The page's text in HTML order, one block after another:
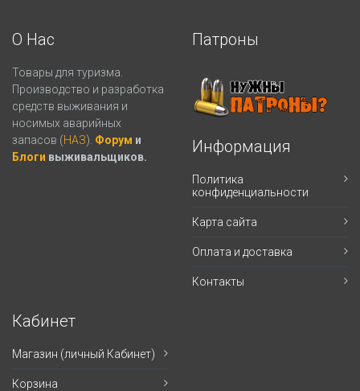
О Нас
Товары для туризма.
Производство и разработка
средств выживания и
носимых аварийных
запасов (НАЗ). Форум и
Блоги выживальщиков.
Патроны
Информация
Политика
конфиденциальности
Карта сайта
Оплата и доставка
Контакты
Кабинет
Магазин (личный Кабинет)
Корзина